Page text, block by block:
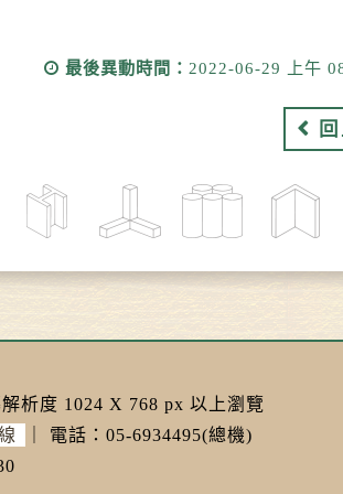
最後異動時間： 2022-06-29 上午
析度 1024 X 768 px 以上瀏覽
電話：05-6934495(總機)